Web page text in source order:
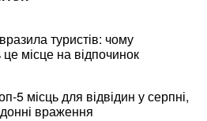
туристів: чому
місце на відпочинок
5 місць для відвідин у серпні,
враження